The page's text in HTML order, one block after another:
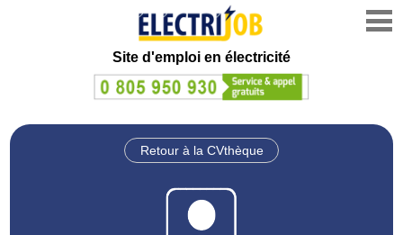
Site d'emploi en électricité
Retour à la CVthèque